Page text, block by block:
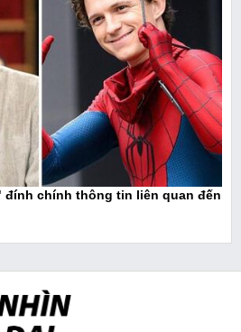
chính thông tin liên quan đến